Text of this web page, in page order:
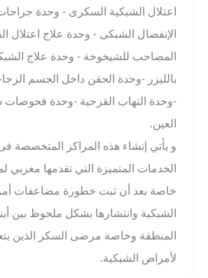
اعتلال الشبكية السكرى - وحدة
الإنفصال الشبكى - وحدة علاج اعتلال
المصاحب للشيخوخة - وحدة علاج
بالليزر -وحدة الحقن داخل الجسم
-وحدة التهاب القزحية -وحدة فحوصات
العين.
و يأتي إنشاء هذه المراكز المتخصصة
الخدمات المتميزة التي تقدمها مغربي
خاصة بعد أن ثبت خطورة مضاعفات
الشبكية وانتشارها بشكل ملحوظ بين
المنطقة وخاصة مرضى السكر الذين
لأمراض الشبكية.